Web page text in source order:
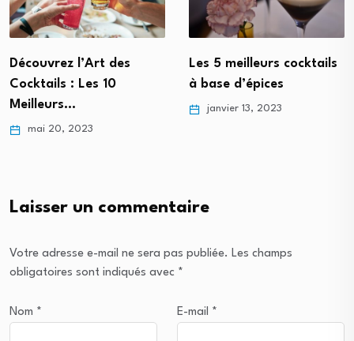
Découvrez l’Art des
Cocktails : Les 10
Meilleurs…
mai 20, 2023
Les 5 meilleurs cocktails
à base d’épices
janvier 13, 2023
Laisser un commentaire
Votre adresse e-mail ne sera pas publiée. Les champs
obligatoires sont indiqués avec *
Nom * E-mail *